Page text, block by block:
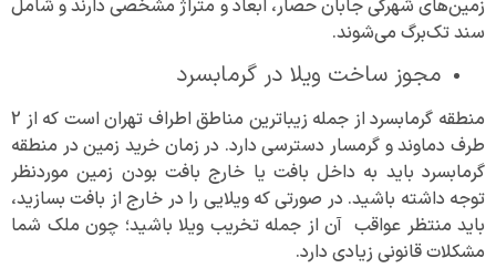
زمین‌های شهرکی جابان حصار، ابعاد و متراژ مشخصی دارند و شامل
سند تک‌برگ می‌شوند.
مجوز ساخت ویلا در گرمابسرد
منطقه گرمابسرد از جمله زیباترین مناطق اطراف تهران است که از 2
طرف دماوند و گرمسار دسترسی دارد. در زمان خرید زمین در منطقه
گرمابسرد باید به داخل بافت یا خارج بافت بودن زمین موردنظر
توجه داشته باشید. در صورتی که ویلایی را در خارج از بافت بسازید،
باید منتظر عواقب آن از جمله تخریب ویلا باشید؛ چون ملک شما
مشکلات قانونی زیادی دارد.